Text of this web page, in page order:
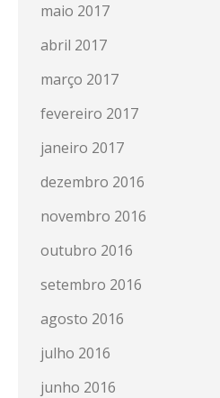
maio 2017
abril 2017
março 2017
fevereiro 2017
janeiro 2017
dezembro 2016
novembro 2016
outubro 2016
setembro 2016
agosto 2016
julho 2016
junho 2016